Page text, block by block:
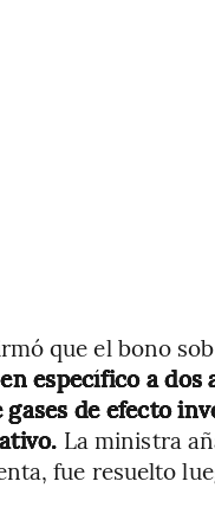
que el bono
específico a dos
gases de efecto
La ministra
fue resuelto